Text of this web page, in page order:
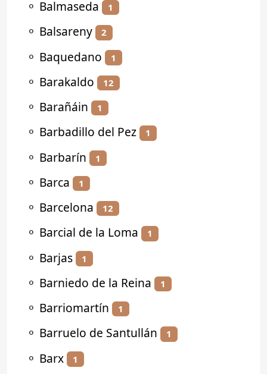
⚬ Balmaseda 1
⚬ Balsareny 2
⚬ Baquedano 1
⚬ Barakaldo 12
⚬ Barañáin 1
⚬ Barbadillo del Pez 1
⚬ Barbarín 1
⚬ Barca 1
⚬ Barcelona 12
⚬ Barcial de la Loma 1
⚬ Barjas 1
⚬ Barniedo de la Reina 1
⚬ Barriomartín 1
⚬ Barruelo de Santullán 1
⚬ Barx 1